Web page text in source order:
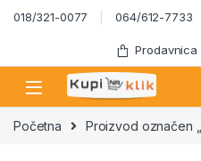
Skip to navigation
Skip to content
018/321-0077 064/612-7733
Prodavnica
Početna Proizvod označen